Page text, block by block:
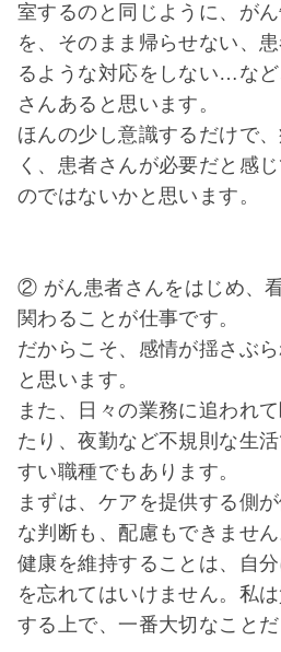
室するのと同じように、が
を、そのまま帰らせない、
るような対応をしない…など
さんあると思います。
ほんの少し意識するだけで
く、患者さんが必要だと感
のではないかと思います。
② がん患者さんをはじめ、
関わることが仕事です。
だからこそ、感情が揺さぶ
と思います。
また、日々の業務に追われ
たり、夜勤など不規則な生
すい職種でもあります。
まずは、ケアを提供する側
な判断も、配慮もできませ
健康を維持することは、自
を忘れてはいけません。私
する上で、一番大切なことだ